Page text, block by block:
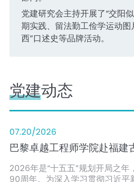
党建研究会主持开展了“交阳
期实践、留法勤工俭学运动图
西”口述史等品牌活动。
党建动态
07.20/2026
巴黎卓越工程师学院赴福建
2026年是“十五五”规划开局之年
90周年。为深入学习贯彻习近平